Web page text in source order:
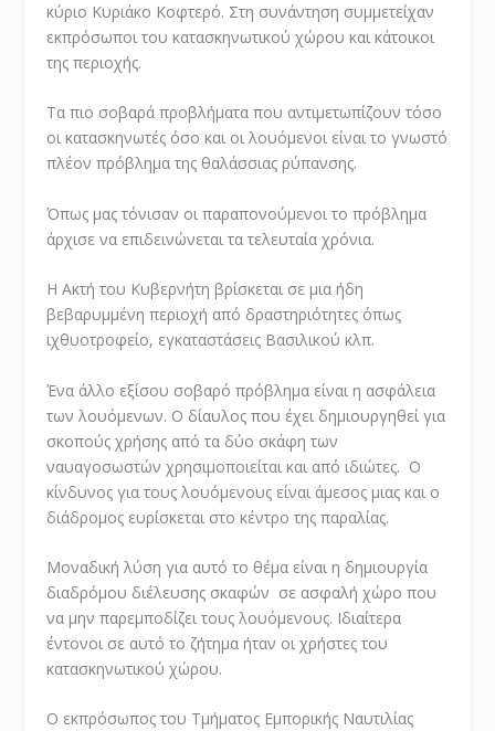
κύριο Κυριάκο Κοφτερό. Στη συνάντηση συμμετείχαν
εκπρόσωποι του κατασκηνωτικού χώρου και κάτοικοι
της περιοχής.
Τα πιο σοβαρά προβλήματα που αντιμετωπίζουν τόσο
οι κατασκηνωτές όσο και οι λουόμενοι είναι το γνωστό
πλέον πρόβλημα της θαλάσσιας ρύπανσης.
Όπως μας τόνισαν οι παραπονούμενοι το πρόβλημα
άρχισε να επιδεινώνεται τα τελευταία χρόνια.
Η Ακτή του Κυβερνήτη βρίσκεται σε μια ήδη
βεβαρυμμένη περιοχή από δραστηριότητες όπως
ιχθυοτροφείο, εγκαταστάσεις Βασιλικού κλπ.
Ένα άλλο εξίσου σοβαρό πρόβλημα είναι η ασφάλεια
των λουόμενων. Ο δίαυλος που έχει δημιουργηθεί για
σκοπούς χρήσης από τα δύο σκάφη των
ναυαγοσωστών χρησιμοποιείται και από ιδιώτες. Ο
κίνδυνος για τους λουόμενους είναι άμεσος μιας και ο
διάδρομος ευρίσκεται στο κέντρο της παραλίας.
Μοναδική λύση για αυτό το θέμα είναι η δημιουργία
διαδρόμου διέλευσης σκαφών σε ασφαλή χώρο που
να μην παρεμποδίζει τους λουόμενους. Ιδιαίτερα
έντονοι σε αυτό το ζήτημα ήταν οι χρήστες του
κατασκηνωτικού χώρου.
Ο εκπρόσωπος του Τμήματος Εμπορικής Ναυτιλίας